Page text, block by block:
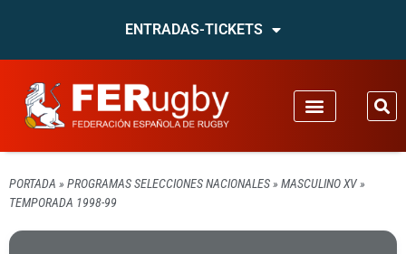
ENTRADAS-TICKETS
PORTADA » PROGRAMAS SELECCIONES NACIONALES» MASCULINO XV»
TEMPORADA 1998-99